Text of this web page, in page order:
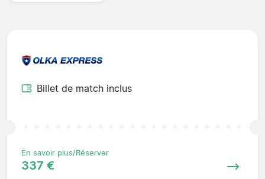
Billet de match inclus
En savoir plus/Réserver
337 €